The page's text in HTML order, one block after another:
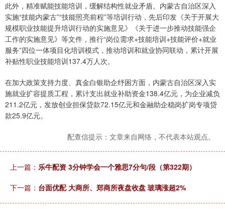
此外，精准赋能技能培训，缓解结构性就业矛盾。内蒙古自治区深入
实施“技能内蒙古”“技能照亮前程”等培训行动，先后印发《关于开展大
规模职业技能提升培训行动的实施意见》《关于进一步推动技能强企
工作的实施意见》等文件，推行“岗位需求+技能培训+技能评价+就业
服务”四位一体项目化培训模式，推动培训和就业协同联动，累计开展
补贴性职业技能培训137.4万人次。
在加大政策支持力度、真金白银助企纾困方面，内蒙古自治区深入实
施就业扩容提质工程，累计支出就业补助资金138.4亿元，为企业减负
211.2亿元，发放创业担保贷款72.15亿元和金融助企稳岗扩岗专项贷
款25.9亿元。
配查信提示：文章来自网络，不代表本站观点。
上一篇： 乐牛配资 3分钟学会一个雅思7分句/段（第322期）
下一篇： 台面优配 大商所、郑商所夜盘收盘 玻璃涨超2%